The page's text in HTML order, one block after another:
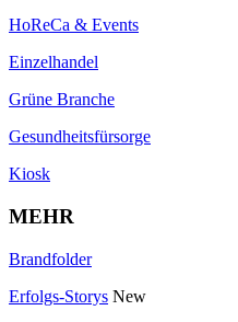
HoReCa & Events
Einzelhandel
Grüne Branche
Gesundheitsfürsorge
Kiosk
MEHR
Brandfolder
Erfolgs-Storys New